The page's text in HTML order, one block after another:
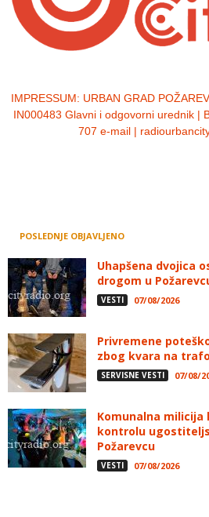
IMPRESSUM: URBAN GRAD
IN000483 Glavni i odgovorni urednik |
707 e-mail |
POSLEDNJE OBJAVLJENO
Uhapšena dvojica
drogom u
VESTI 07/08/2026
Privremene
zbog kvara na
SERVISNE VESTI 07/08/
Komunalna milicija
kontrolu
Požarevcu
VESTI 07/08/2026